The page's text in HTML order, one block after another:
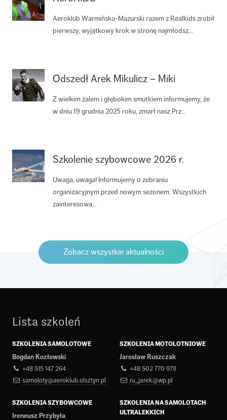
Aeroklub Warmińsko-Mazurski razem z Realkids zrobił
pierwszy, wyjątkowy krok w stronę najmłodsz...
Odszedł Arek Mikulicz – Miki
Z wielkim żalem i głębokim smutkiem informujemy, że
w dniu 19 grudnia 2025 roku, zmarł nasz Prz...
Szkolenie szybowcowe 2026 r.
Uwaga, uwaga! Informujemy o zebraniu
organizacyjnym przed nowym sezonem. Wszystkich
zainteresowa...
Zobacz wszystkie aktualności
Lista szkoleń
SZKOLENIA SAMOLOTOWE
Bogdan Kozłowski
+48 515 147 264
samoloty@aeroklub.olsztyn.pl
SZKOLENIA MOTOLOTNIOWE
Jarosław Ruszczak
+48 502 770 978
ru_jarek@wp.pl
SZKOLENIA SZYBOWCOWE
Ireneusz Przybyła
SZKOLENIA NA SAMOLOTACH
ULTRALEKKICH